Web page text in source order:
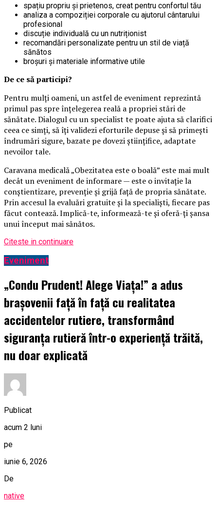
spațiu propriu și prietenos, creat pentru confortul tău
analiza a compoziției corporale cu ajutorul cântarului
profesional
discuție individuală cu un nutriționist
recomandări personalizate pentru un stil de viață
sănătos
broșuri și materiale informative utile
De ce să participi?
Pentru mulți oameni, un astfel de eveniment reprezintă
primul pas spre înțelegerea reală a propriei stări de
sănătate. Dialogul cu un specialist te poate ajuta să clarifici
ceea ce simți, să îți validezi eforturile depuse și să primești
îndrumări sigure, bazate pe dovezi științifice, adaptate
nevoilor tale.
Caravana medicală „Obezitatea este o boală” este mai mult
decât un eveniment de informare — este o invitație la
conștientizare, prevenție și grijă față de propria sănătate.
Prin accesul la evaluări gratuite și la specialiști, fiecare pas
făcut contează. Implică-te, informează-te și oferă-ți șansa
unui început mai sănătos.
Citeste in continuare
Eveniment
„Condu Prudent! Alege Viața!” a adus
brașovenii față în față cu realitatea
accidentelor rutiere, transformând
siguranța rutieră într-o experiență trăită,
nu doar explicată
Publicat
acum 2 luni
pe
iunie 6, 2026
De
native